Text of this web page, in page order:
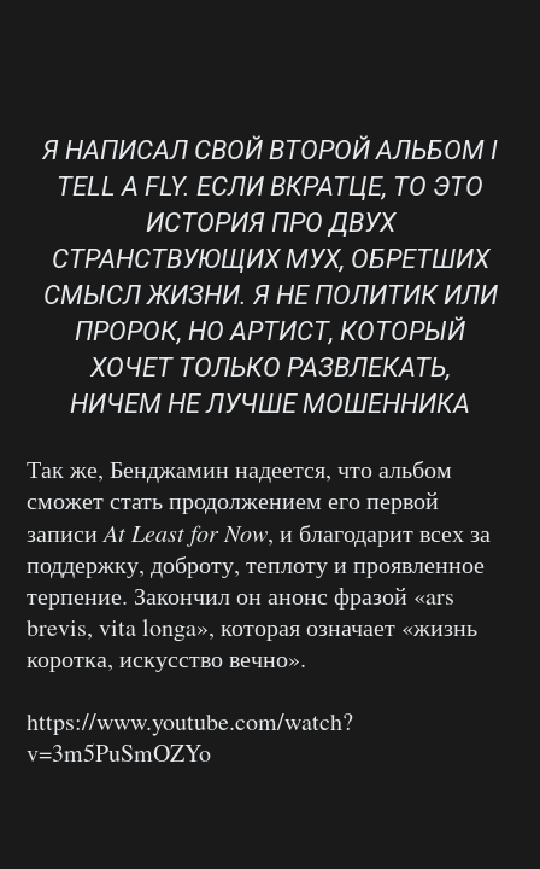
Я НАПИСАЛ СВОЙ ВТОРОЙ АЛЬБОМ I
TELL A FLY. ЕСЛИ ВКРАТЦЕ, ТО ЭТО
ИСТОРИЯ ПРО ДВУХ
СТРАНСТВУЮЩИХ МУХ, ОБРЕТШИХ
СМЫСЛ ЖИЗНИ. Я НЕ ПОЛИТИК ИЛИ
ПРОРОК, НО АРТИСТ, КОТОРЫЙ
ХОЧЕТ ТОЛЬКО РАЗВЛЕКАТЬ,
НИЧЕМ НЕ ЛУЧШЕ МОШЕННИКА
Так же, Бенджамин надеется, что альбом
сможет стать продолжением его первой
записиAt Least for Now, и благодарит всех за
поддержку, доброту, теплоту и проявленное
терпение. Закончил он анонс фразой «ars
brevis, vita longa», которая означает «жизнь
коротка, искусство вечно».
https://www.youtube.com/watch?
v=3m5PuSmOZYo